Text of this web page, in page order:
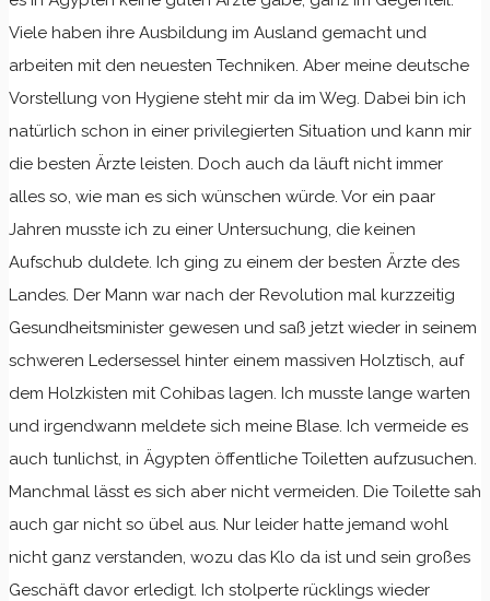
Viele haben ihre Ausbildung im Ausland gemacht und
arbeiten mit den neuesten Techniken. Aber meine deutsche
Vorstellung von Hygiene steht mir da im Weg. Dabei bin ich
natürlich schon in einer privilegierten Situation und kann mir
die besten Ärzte leisten. Doch auch da läuft nicht immer
alles so, wie man es sich wünschen würde. Vor ein paar
Jahren musste ich zu einer Untersuchung, die keinen
Aufschub duldete. Ich ging zu einem der besten Ärzte des
Landes. Der Mann war nach der Revolution mal kurzzeitig
Gesundheitsminister gewesen und saß jetzt wieder in seinem
schweren Ledersessel hinter einem massiven Holztisch, auf
dem Holzkisten mit Cohibas lagen. Ich musste lange warten
und irgendwann meldete sich meine Blase. Ich vermeide es
auch tunlichst, in Ägypten öffentliche Toiletten aufzusuchen.
Manchmal lässt es sich aber nicht vermeiden. Die Toilette sah
auch gar nicht so übel aus. Nur leider hatte jemand wohl
nicht ganz verstanden, wozu das Klo da ist und sein großes
Geschäft davor erledigt. Ich stolperte rücklings wieder